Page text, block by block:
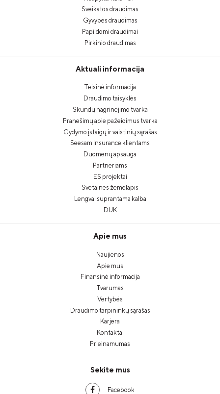
Sveikatos draudimas
Gyvybės draudimas
Papildomi draudimai
Pirkinio draudimas
Aktuali informacija
Teisinė informacija
Draudimo taisyklės
Skundų nagrinėjimo tvarka
Pranešimų apie pažeidimus tvarka
Gydymo įstaigų ir vaistinių sąrašas
Seesam Insurance klientams
Duomenų apsauga
Partneriams
ES projektai
Svetainės žemėlapis
Lengvai suprantama kalba
DUK
Apie mus
Naujienos
Apie mus
Finansinė informacija
Tvarumas
Vertybės
Draudimo tarpininkų sąrašas
Karjera
Kontaktai
Prieinamumas
Sekite mus
Facebook